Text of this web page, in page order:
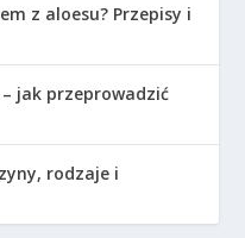
z aloesu? Przepisy i
jak przeprowadzić
rodzaje i